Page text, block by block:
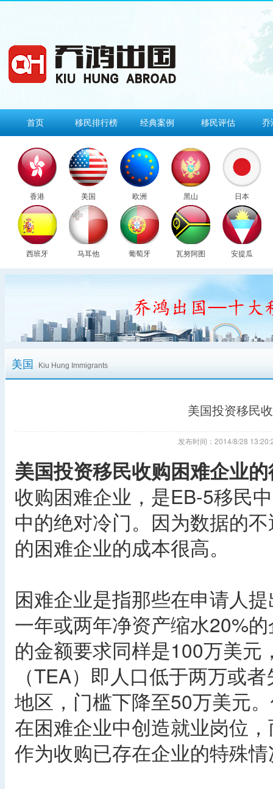
首页 移民排行榜 经典案例 移民评估 乔
香港 美国 欧洲 黑山 日本
西班牙 马耳他 葡萄牙 瓦努阿图 安提瓜
美国 Kiu Hung Immigrants
美国投资移民
发布时间：2014/8/28
美国投资移民收购困难企业
收购困难企业，是EB-5移民
中的绝对冷门。因为数据的
的困难企业的成本很高。
困难企业是指那些在申请人
一年或两年净资产缩水20%
的金额要求同样是100万美
（TEA）即人口低于两万或
地区，门槛下降至50万美元
在困难企业中创造就业岗位
作为收购已存在企业的特殊